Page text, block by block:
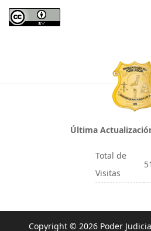
Última
Total de
Visitas
Copyright © 2026 Poder